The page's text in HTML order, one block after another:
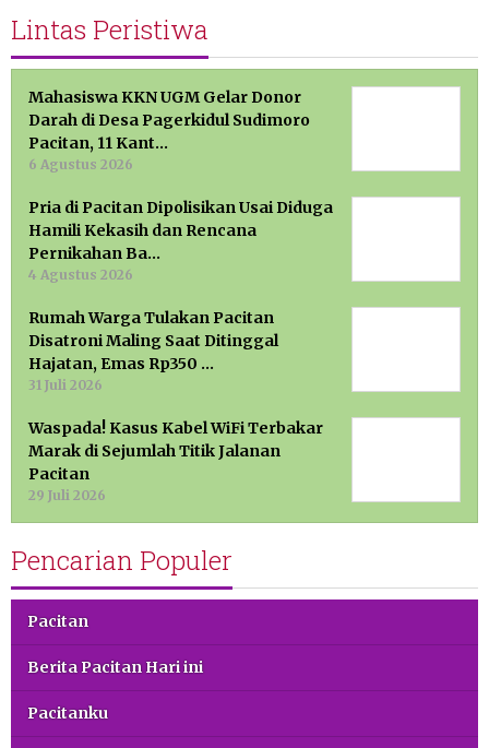
Lintas Peristiwa
Mahasiswa KKN UGM Gelar Donor
Darah di Desa Pagerkidul Sudimoro
Pacitan, 11 Kant…
6 Agustus 2026
Pria di Pacitan Dipolisikan Usai Diduga
Hamili Kekasih dan Rencana
Pernikahan Ba…
4 Agustus 2026
Rumah Warga Tulakan Pacitan
Disatroni Maling Saat Ditinggal
Hajatan, Emas Rp350 …
31 Juli 2026
Waspada! Kasus Kabel WiFi Terbakar
Marak di Sejumlah Titik Jalanan
Pacitan
29 Juli 2026
Pencarian Populer
Pacitan
Berita Pacitan Hari ini
Pacitanku